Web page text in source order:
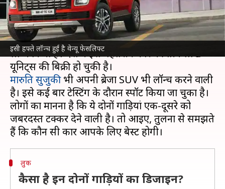
इसी हफ्ते लॉन्च हुई है वेन्यू फेसलिफ्ट
क्या है खबर?
हुंडई इंडिया ने इसी हफ्ते अपनी वेन्यू फेसलिफ्ट को देश में
लॉन्च किया है। देश में इस बेहतरीन कार की तीन लाख
मारुति सुजुकीभी अपनी ब्रेजा SUV भी लॉन्च करने वाली
है। इसे कई बार टेस्टिंग के दौरान स्पॉट किया जा चुका है।
लोगों का मानना है कि ये दोनों गाड़ियां एक-दूसरे को
जबरदस्त टक्कर देने वाली है। तो आइए, तुलना से समझते
लुक
कैसा है इन दोनों गाड़ियों का डिजाइन?